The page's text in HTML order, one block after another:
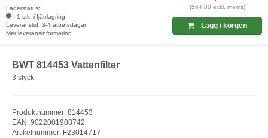
Lagerstatus:
1 stk. i fjärrlagring
Leveranstid: 3-4 arbetsdagar
Mer leveransinformation
(564,80 exkl. moms)
Lägg i korgen
BWT 814453 Vattenfilter
3 styck
Produktnummer: 814453
EAN: 9022001908742
Artikelnummer: F23014717